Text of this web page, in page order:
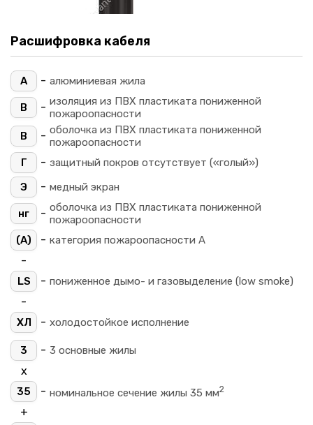
Расшифровка кабеля
А - алюминиевая жила
В - изоляция из ПВХ пластиката пониженной
пожароопасности
В
- оболочка из ПВХ пластиката пониженной
пожароопасности
Г
- защитный покров отсутствует («голый»)
Э
- медный экран
нг - оболочка из ПВХ пластиката пониженной
пожароопасности
(A)
- категория пожароопасности A
-
LS - пониженное дымо- и газовыделение (low smoke)
-
ХЛ - холодостойкое исполнение
3 - 3 основные жилы
х
35 - номинальное сечение жилы 35 мм2
+